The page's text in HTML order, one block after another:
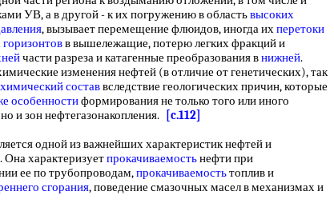
УВ, а в другой - к их погружению в областьвысоких
, вызывает перемещение флюидов, иногда ихперетоки
горизонтовв вышележащие, потерю легких фракций и
части разреза и катагенные преобразования внижней.
изменения нефтей (в отличие от генетических), так
химический составвследствие геологических причин, которые
особенностиформирования не только того или иного
и зон нефтегазонакопления.
[c.112]
одной из важнейших характеристик нефтей и
характеризуетпрокачиваемостьнефти при
ее по трубопроводам,прокачиваемостьтоплив и
сгорания, поведение смазочных масел в механизмах и